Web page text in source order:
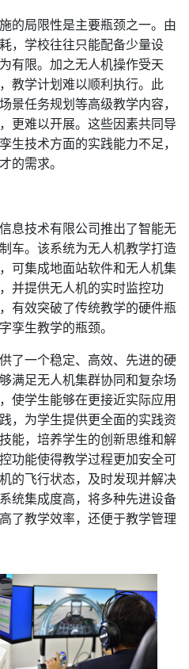
的局限性是主要瓶颈之一。由
，学校往往只能配备少量设
有限。加之无人机操作受天
教学计划难以顺利执行。此
景任务规划等高级教学内容，
更难以开展。这些因素共同导
生技术方面的实践能力不足，
的需求。
息技术有限公司推出了智能无
车。该系统为无人机教学打造
可集成地面站软件和无人机集
并提供无人机的实时监控功
有效突破了传统教学的硬件瓶
孪生教学的瓶颈。
了一个稳定、高效、先进的硬
满足无人机集群协同和复杂场
使学生能够在更接近实际应用
，为学生提供更全面的实践资
能，培养学生的创新思维和解
功能使得教学过程更加安全可
的飞行状态，及时发现并解决
统集成度高，将多种先进设备
了教学效率，还便于教学管理